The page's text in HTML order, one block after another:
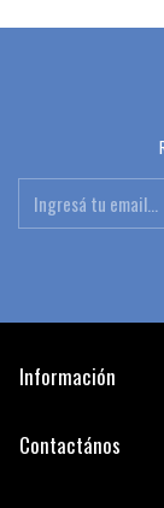
Información
Contactános